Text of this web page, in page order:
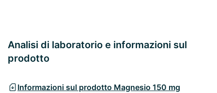
Analisi di laboratorio e informazioni sul
prodotto
Informazioni sul prodotto Magnesio 150 mg